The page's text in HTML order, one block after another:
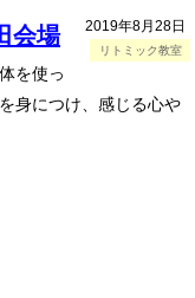
2019年8月28日
リトミック教室
会場
を使っ
身につけ、感じる心や